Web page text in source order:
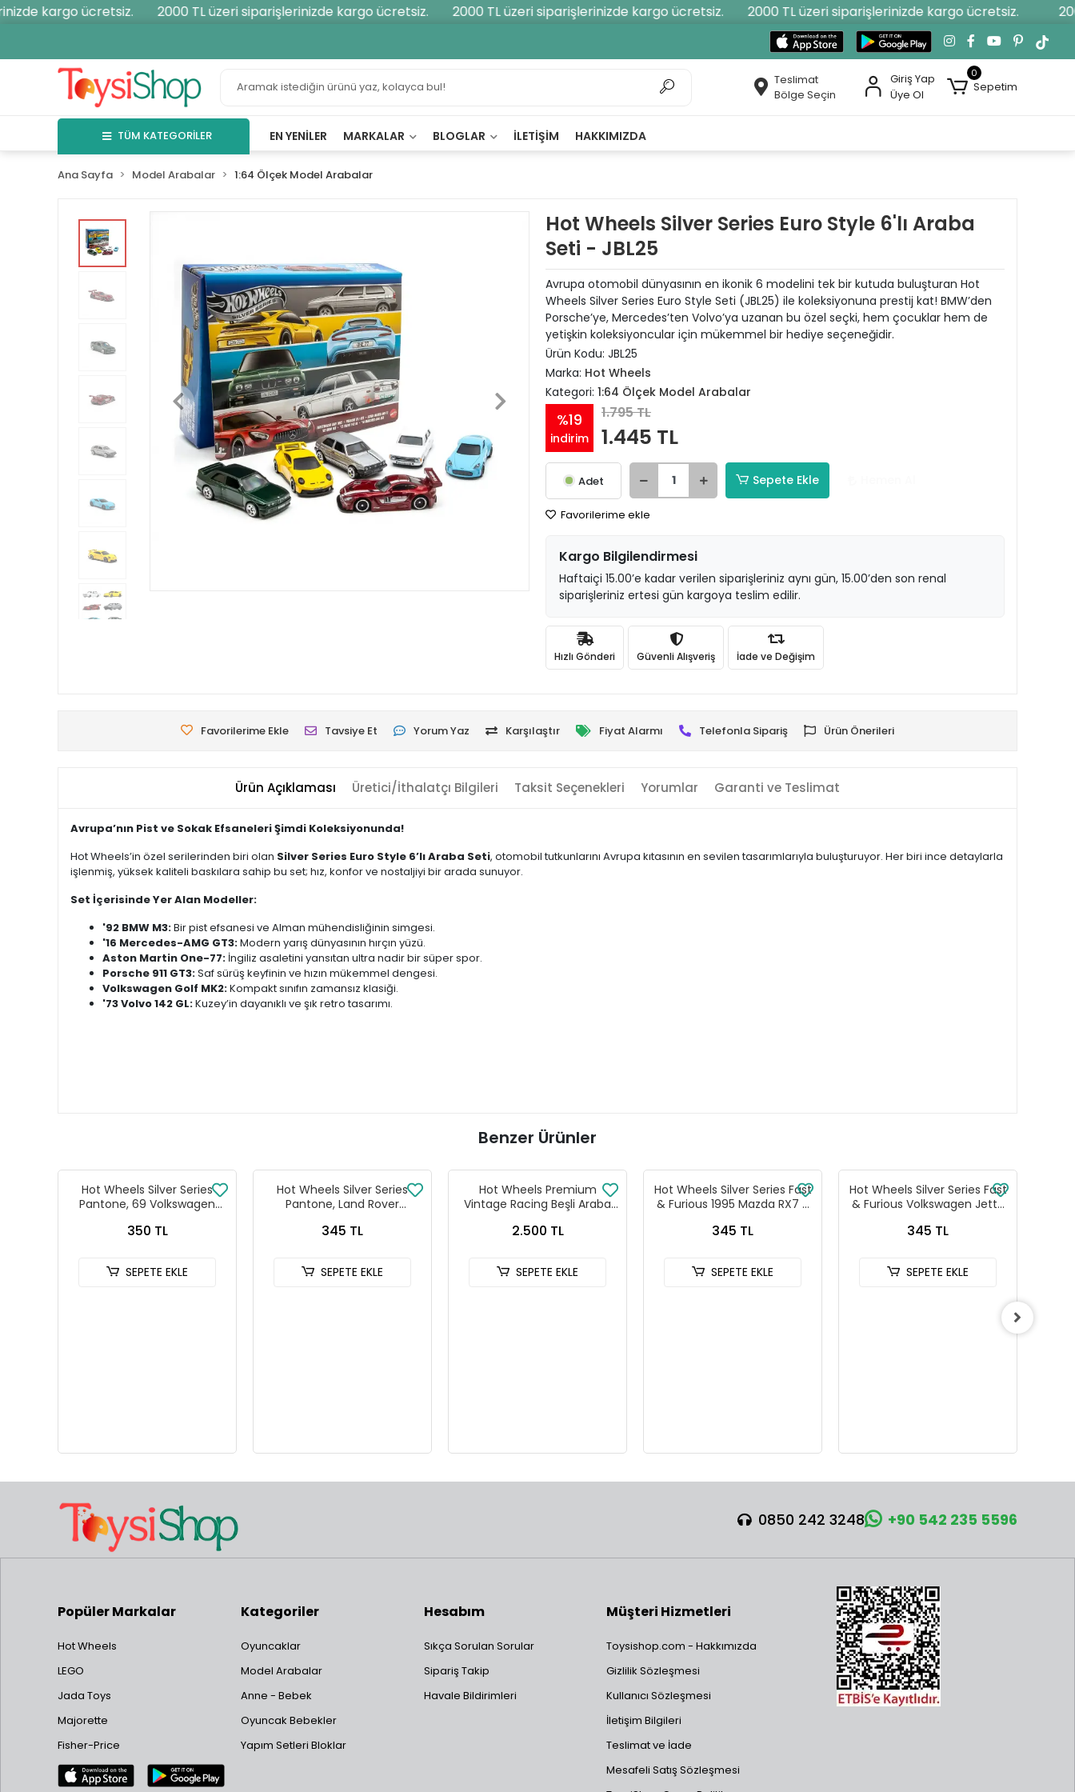
kargo ücretsiz. 2000 TL üzeri siparişlerinizde kargo ücretsiz. 2000 TL üzeri siparişlerinizde kargo ücretsiz. 2000 TL üzeri siparişlerinizde kargo ücretsiz.
Teslimat
Bölge Seçin
Giriş Yap
Üye Ol
0
Sepetim
TÜM KATEGORİLER EN YENILER MARKALAR BLOGLAR İLETIŞIM HAKKIMIZDA
Ana Sayfa Model Arabalar 1:64 Ölçek Model Arabalar
Hot Wheels Silver Series Euro Style 6'lı Araba
Seti - JBL25
Avrupa otomobil dünyasının en ikonik 6 modelini tek bir kutuda buluşturan Hot
Wheels Silver Series Euro Style Seti (JBL25) ile koleksiyonuna prestij kat! BMW’den
Porsche’ye, Mercedes’ten Volvo’ya uzanan bu özel seçki, hem çocuklar hem de
yetişkin koleksiyoncular için mükemmel bir hediye seçeneğidir.
Ürün Kodu: JBL25
Marka: Hot Wheels
Kategori: 1:64 Ölçek Model Arabalar
%19
indirim
1.795 TL
1.445 TL
Adet Sepete Ekle
Favorilerime ekle
Kargo Bilgilendirmesi
Haftaiçi 15.00’e kadar verilen siparişleriniz aynı gün, 15.00’den son renal
siparişleriniz ertesi gün kargoya teslim edilir.
Hızlı Gönderi Güvenli Alışveriş İade ve Değişim
Favorilerime Ekle Tavsiye Et Yorum Yaz Karşılaştır Fiyat Alarmı Telefonla Sipariş Ürün Önerileri
Ürün Açıklaması Üretici/İthalatçı Bilgileri Taksit Seçenekleri Yorumlar Garanti ve Teslimat
Avrupa’nın Pist ve Sokak Efsaneleri Şimdi Koleksiyonunda!
Hot Wheels’in özel serilerinden biri olan Silver Series Euro Style 6’lı Araba Seti, otomobil tutkunlarını Avrupa kıtasının en sevilen tasarımlarıyla buluşturuyor. Her biri ince detaylarla
işlenmiş, yüksek kaliteli baskılara sahip bu set; hız, konfor ve nostaljiyi bir arada sunuyor.
Set İçerisinde Yer Alan Modeller:
'92 BMW M3:Bir pist efsanesi ve Alman mühendisliğinin simgesi.
'16 Mercedes-AMG GT3:Modern yarış dünyasının hırçın yüzü.
Aston Martin One-77: İngiliz asaletini yansıtan ultra nadir bir süper spor.
Porsche 911 GT3:Saf sürüş keyfinin ve hızın mükemmel dengesi.
Volkswagen Golf MK2:Kompakt sınıfın zamansız klasiği.
'73 Volvo 142 GL:Kuzey’in dayanıklı ve şık retro tasarımı.
Benzer Ürünler
Hot Wheels Silver Series
Pantone, 69 Volkswagen
350 TL
SEPETE EKLE
Hot Wheels Silver Series
Pantone, Land Rover
345 TL
SEPETE EKLE
Hot Wheels Premium
Vintage Racing Beşli Araba
2.500 TL
SEPETE EKLE
Hot Wheels Silver Series Fast
& Furious 1995 Mazda RX7 -
345 TL
SEPETE EKLE
Hot Wheels Silver Series Fast
& Furious Volkswagen Jetta
345 TL
SEPETE EKLE
0850 242 3248 +90 542 235 5596
Popüler Markalar
Hot Wheels
LEGO
Jada Toys
Majorette
Fisher-Price
Kategoriler
Oyuncaklar
Model Arabalar
Anne - Bebek
Oyuncak Bebekler
Yapım Setleri Bloklar
Hesabım
Sıkça Sorulan Sorular
Sipariş Takip
Havale Bildirimleri
Müşteri Hizmetleri
Toysishop.com - Hakkımızda
Gizlilik Sözleşmesi
Kullanıcı Sözleşmesi
İletişim Bilgileri
Teslimat ve İade
Mesafeli Satış Sözleşmesi